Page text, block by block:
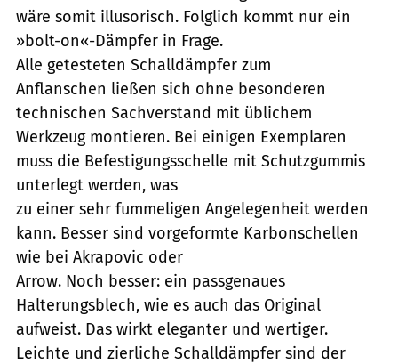
wäre somit illusorisch. Folglich kommt nur ein
»bolt-on«-Dämpfer in Frage.
Alle getesteten Schalldämpfer zum
Anflanschen ließen sich ohne besonderen
technischen Sachverstand mit üblichem
Werkzeug montieren. Bei einigen Exemplaren
muss die Befestigungsschelle mit Schutzgummis
unterlegt werden, was
zu einer sehr fummeligen Angelegenheit werden
kann. Besser sind vorgeformte Karbonschellen
wie bei Akrapovic oder
Arrow. Noch besser: ein passgenaues
Halterungsblech, wie es auch das Original
aufweist. Das wirkt eleganter und wertiger.
Leichte und zierliche Schalldämpfer sind der